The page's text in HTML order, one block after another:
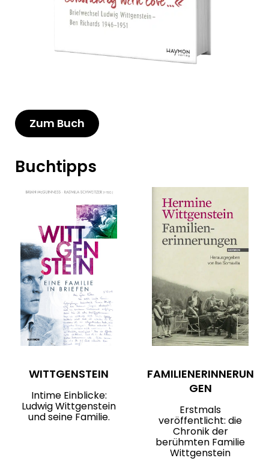
Zum Buch
Buchtipps
WITTGENSTEIN
Intime Einblicke:
Ludwig Wittgenstein
und seine Familie.
FAMILIENERINNERUN
GEN
Erstmals
veröffentlicht: die
Chronik der
berühmten Familie
Wittgenstein